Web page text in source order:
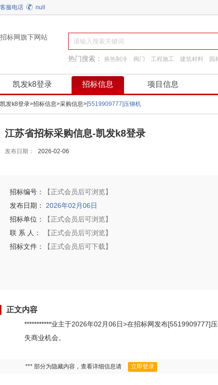
客服电话 null
招标网旗下网站
热门搜索： 换热制冷 阀门 工程施工 建筑材料
园
凯发k8登录 招标信息 项目信息
凯发k8登录>招标信息>采购信息>[5519909777]压铆机
江苏省招标采购信息-凯发k8登录
发布日期： 2026-02-06
招标编号：
【正式会员后可浏览】
发布日期：
2026年02月06日
招标单位：
【正式会员后可浏览】
联 系 人：
【正式会员后可浏览】
招标文件：
【正式会员后可下载】
正文内容
***********业主于2026年02月06日>在招标网发布[5519909777]
失商业机会。
*** 部分为隐藏内容，查看详细信息请 立即登录